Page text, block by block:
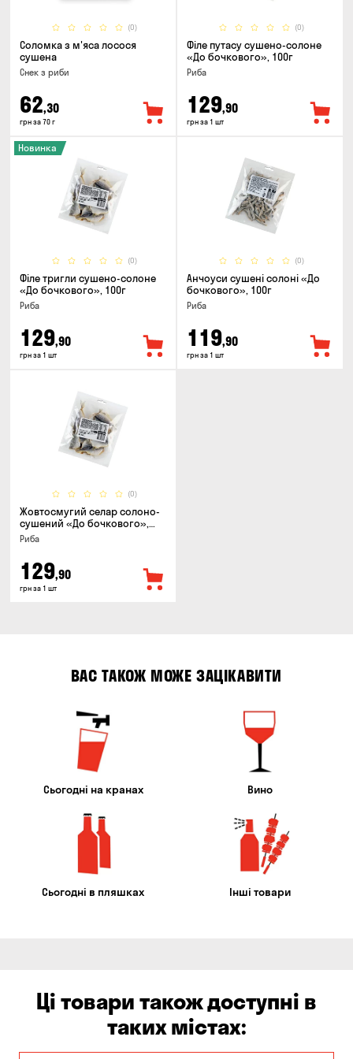
(0)
Соломка з м'яса лосося
сушена
Снек з риби
62,30
грн за 70 г
(0)
Філе путасу сушено-солоне
«До бочкового», 100г
Риба
129,90
грн за 1 шт
(0)
Новинка
Філе тригли сушено-солоне
«До бочкового», 100г
Риба
129,90
грн за 1 шт
(0)
Анчоуси сушені солоні «До
бочкового», 100г
Риба
119,90
грн за 1 шт
(0)
Жовтосмугий селар солоно-
сушений «До бочкового»,
100г
Риба
129,90
грн за 1 шт
ВАС ТАКОЖ МОЖЕ ЗАЦІКАВИТИ
Сьогодні на кранах Вино
Сьогодні в пляшках Інші товари
Ці товари також доступні в
таких містах: